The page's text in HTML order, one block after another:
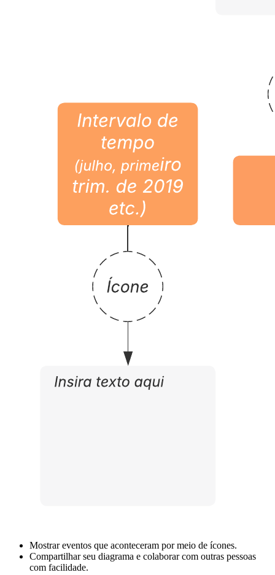
Mostrar eventos que aconteceram por meio de ícones.
Compartilhar seu diagrama e colaborar com outras pessoas
com facilidade.